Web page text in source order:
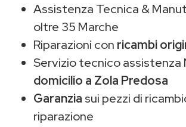
Assistenza Tecnica &
oltre 35 Marche
Riparazioni con ricambi
Servizio tecnico
domicilio a Zola Predosa
Garanzia sui pezzi di
riparazione